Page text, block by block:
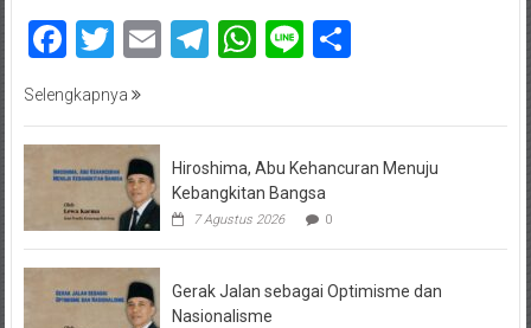
Facebook
Twitter
EmailTelegram
WhatsApp
LineShare
Selengkapnya
Hiroshima, Abu Kehancuran Menuju
Kebangkitan Bangsa
7 Agustus 2026 0
Gerak Jalan sebagai Optimisme dan
Nasionalisme